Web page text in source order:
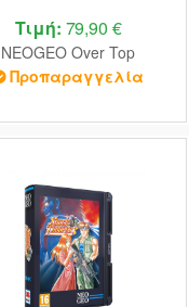
Τιμή: 79,90 €
NEOGEO Over Top
Προπαραγγελία